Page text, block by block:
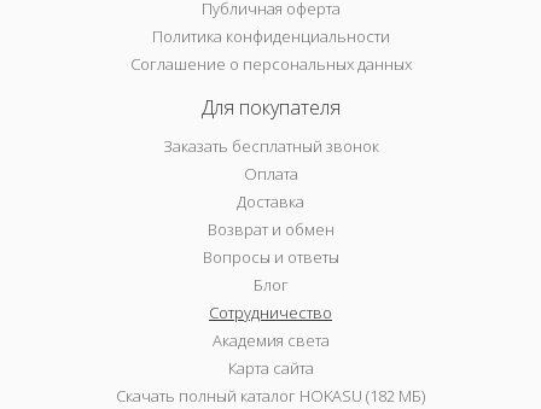
Публичная оферта
Политика конфиденциальности
Соглашение о персональных данных
Для покупателя
Заказать бесплатный звонок
Оплата
Доставка
Возврат и обмен
Вопросы и ответы
Блог
Сотрудничество
Академия света
Карта сайта
Скачать полный каталог HOKASU (182 МБ)